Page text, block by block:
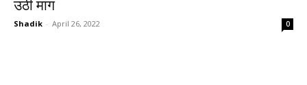
उठी मांग
Shadik - April 26, 2022 0